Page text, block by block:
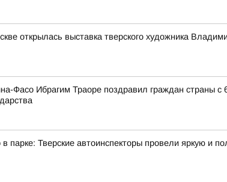
открылась выставка тверского художника
Фасо Ибрагим Траоре поздравил граждан страны
в парке: Тверские автоинспекторы провели яркую и